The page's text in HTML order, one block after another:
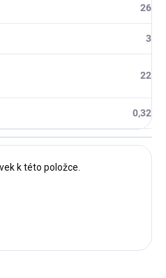
26
3
22
0,32
k této položce.